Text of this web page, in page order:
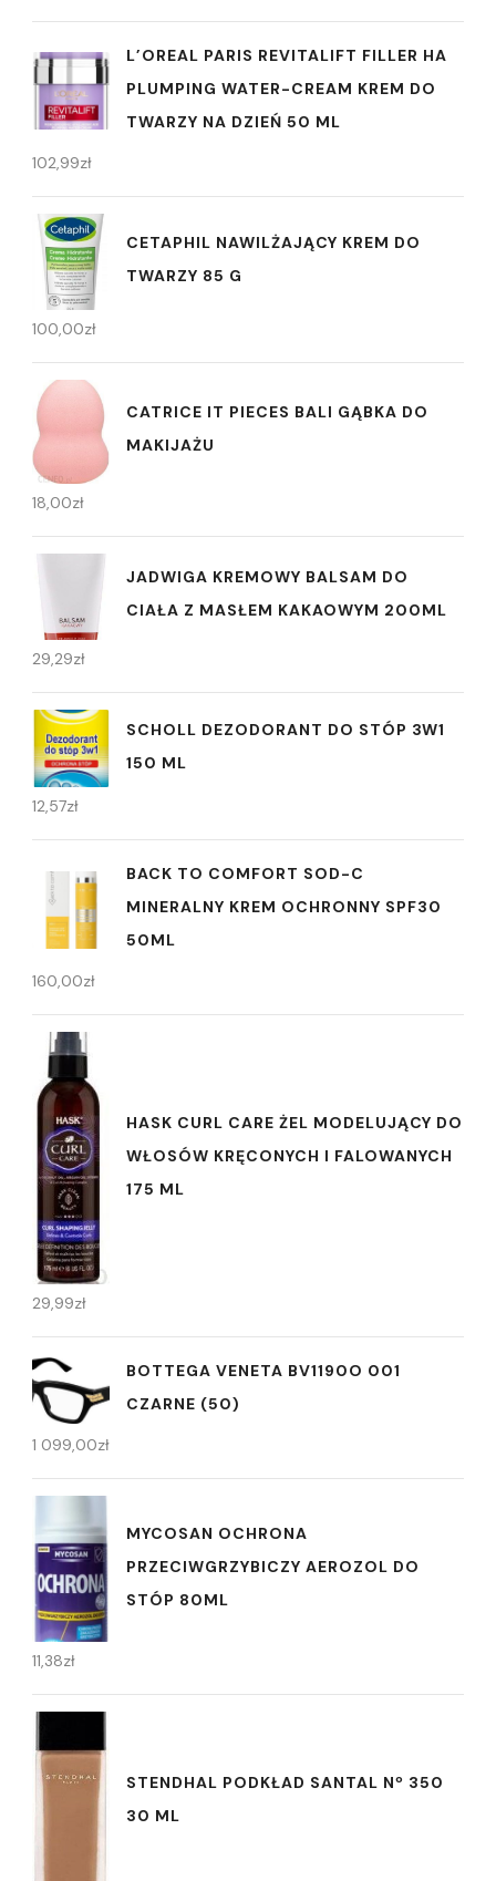
L’OREAL PARIS REVITALIFT FILLER HA
PLUMPING WATER-CREAM KREM DO
TWARZY NA DZIEŃ 50 ML
102,99zł
CETAPHIL NAWILŻAJĄCY KREM DO
TWARZY 85 G
100,00zł
CATRICE IT PIECES BALI GĄBKA DO
MAKIJAŻU
18,00zł
JADWIGA KREMOWY BALSAM DO
CIAŁA Z MASŁEM KAKAOWYM 200ML
29,29zł
SCHOLL DEZODORANT DO STÓP 3W1
150 ML
12,57zł
BACK TO COMFORT SOD-C
MINERALNY KREM OCHRONNY SPF30
50ML
160,00zł
HASK CURL CARE ŻEL MODELUJĄCY DO
WŁOSÓW KRĘCONYCH I FALOWANYCH
175 ML
29,99zł
BOTTEGA VENETA BV1190O 001
CZARNE (50)
1 099,00zł
MYCOSAN OCHRONA
PRZECIWGRZYBICZY AEROZOL DO
STÓP 80ML
11,38zł
STENDHAL PODKŁAD SANTAL Nº 350
30 ML